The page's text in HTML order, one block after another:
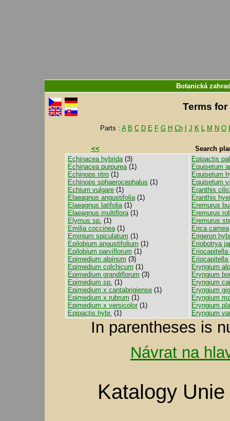
Botanická
Terms
Parts : A B C D E F G H Ch J K L M N O
<<
Search
Echinacea hybrida(3)
Echinacea purpurea(1)
Echinops ritro (1)
Echinops sphaerocephalus (1)
Echium vulgare (1)
Elaeagnus angustifolia(1)
Elaeagnus latifolia(1)
Elaeagnus multiflora(1)
Elymus sp. (1)
Emilia coccinea(1)
Eminium spiculatum (1)
Epilobium angustifolium (1)
Epilobium parviflorum (1)
Epimedium alpinum (3)
Epimedium colchicum (1)
Epimedium grandiflorum (3)
Epimedium sp. (1)
Epimedium x cantabrigiense (1)
Epimedium x rubrum (1)
Epimedium x versicolor (1)
Epipactis hybr. (1)
Epipactis
Equisetum
Equisetum
Equisetum
Eranthis
Eranthis
Eremurus
Eremurus
Eremurus
Erica carnea
Erigeron
Eriobotrya
Eryngium
Eryngium
Eryngium
Eryngium
Eryngium
Eryngium
Eryngium
In parentheses is
Návrat na
Katalogy